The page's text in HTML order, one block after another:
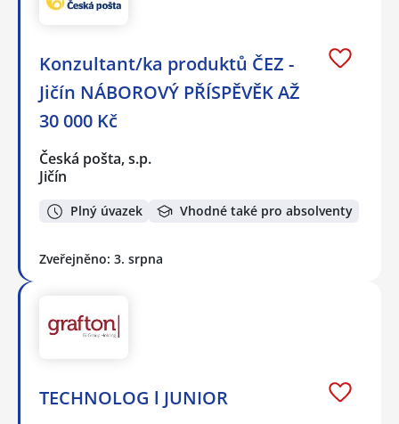
Konzultant/ka produktů ČEZ -
Jičín NÁBOROVÝ PŘÍSPĚVĚK AŽ
30 000 Kč
Česká pošta, s.p.
Jičín
Plný úvazek Vhodné také pro absolventy
Zveřejněno: 3. srpna
TECHNOLOG l JUNIOR